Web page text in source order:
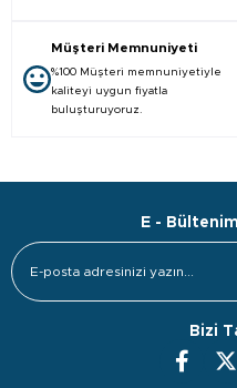
Müşteri Memnuniyeti
%100 Müşteri memnuniyetiyle
kaliteyi uygun fiyatla
buluşturuyoruz.
E -
Bizi